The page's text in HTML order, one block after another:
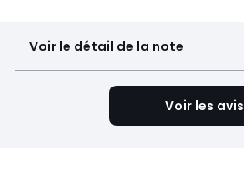
Voir le détail de la note
Voir les avis